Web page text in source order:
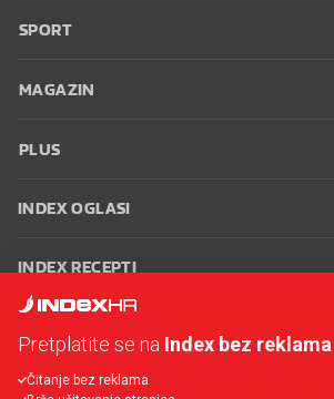
SPORT
MAGAZIN
PLUS
INDEX OGLASI
INDEX RECEPTI
Oglašavanje Zaposli se na Indexu
Pretplatite se na Index bez reklama
Čitanje bez reklama